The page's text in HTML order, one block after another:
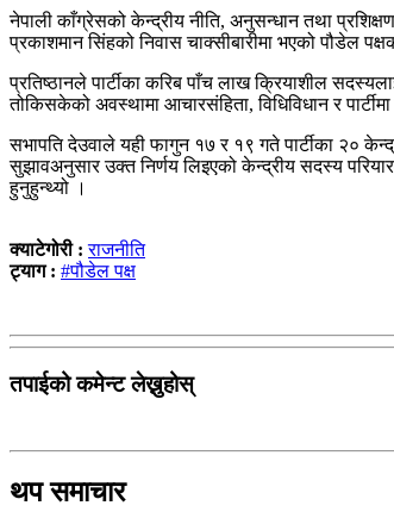
नेपाली काँग्रेसको केन्द्रीय नीति, अनुसन्धान तथा
प्रकाशमान सिंहको निवास चाक्सीबारीमा भएको पौडेल
प्रतिष्ठानले पार्टीका करिब पाँच लाख क्रियाशील
तोकिसकेको अवस्थामा आचारसंहिता, विधिविधान र
सभापति देउवाले यही फागुन १७ र १९ गते पार्टीका २०
सुझावअनुसार उक्त निर्णय लिइएको केन्द्रीय सदस्य
हुनुहुन्थ्यो ।
क्याटेगोरी :राजनीति
ट्याग : #पौडेल पक्ष
तपाईको कमेन्ट लेख्नुहोस्
थप समाचार